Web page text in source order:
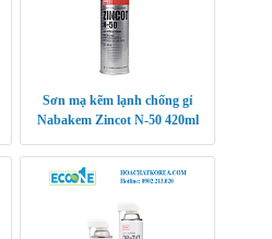
Sơn mạ kẽm lạnh chống gỉ
Nabakem Zincot N-50 420ml